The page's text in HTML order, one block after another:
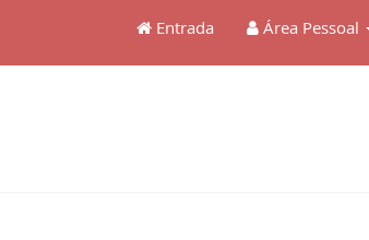
Entrada Área Pessoal